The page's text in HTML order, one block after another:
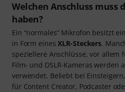
Welchen Anschluss muss
haben?
Ein “normales” Mikrofon besitzt
in Form einesXLR-Steckers.
speziellere Anschlüsse, vor allem
Film- und DSLR-Kameras werden
verwendet. Beliebt bei
für Content Creator, Podcaster